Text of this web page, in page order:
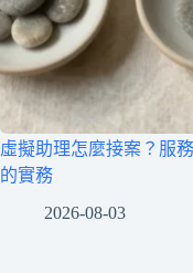
虛擬助理怎麼接案？服
的實務
2026-08-03